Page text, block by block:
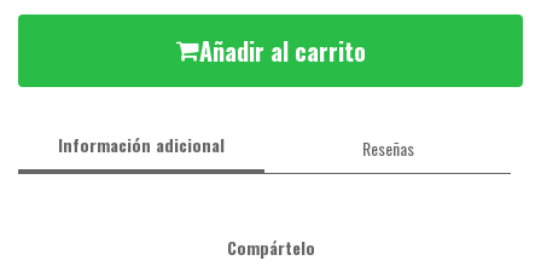
Añadir al carrito
Información adicional Reseñas
Compártelo